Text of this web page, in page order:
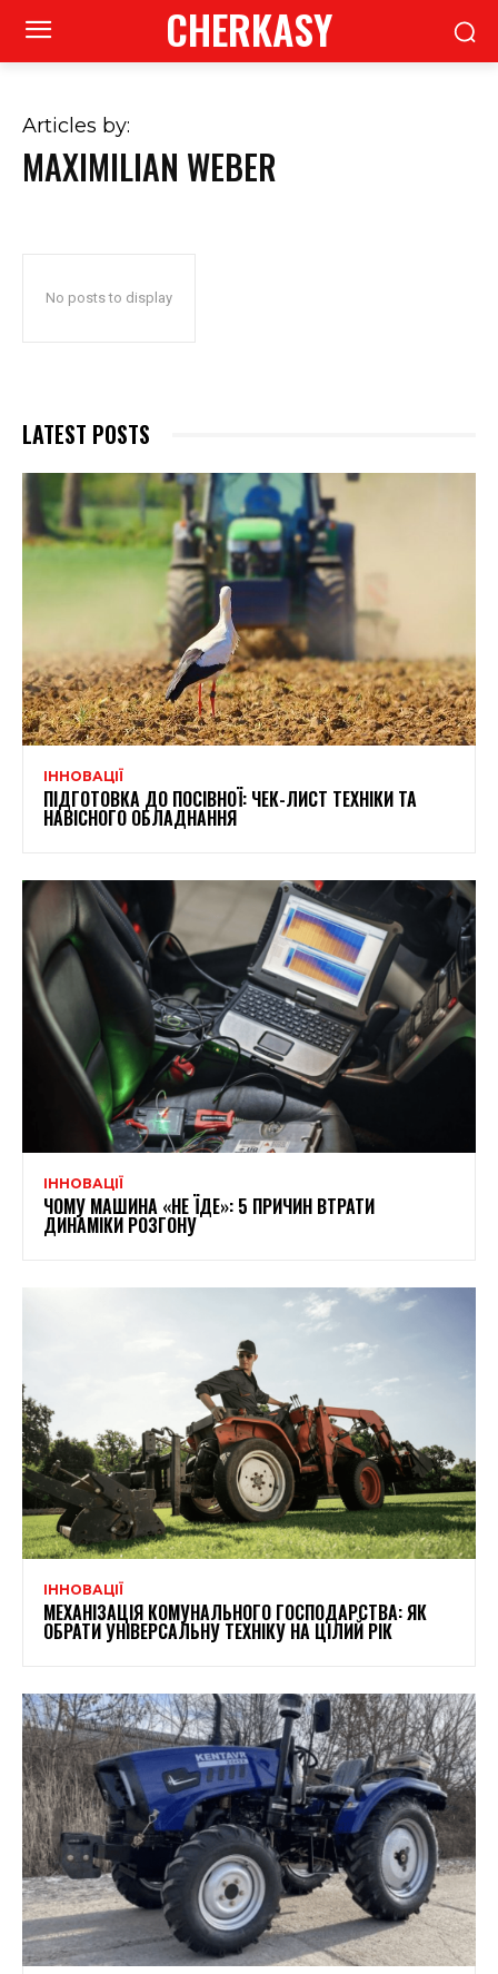
CHERKASY
Articles by:
MAXIMILIAN WEBER
No posts to display
LATEST POSTS
ІННОВАЦІЇ
ПІДГОТОВКА ДО ПОСІВНОЇ: ЧЕК-ЛИСТ ТЕХНІКИ ТА
НАВІСНОГО ОБЛАДНАННЯ
ІННОВАЦІЇ
ЧОМУ МАШИНА «НЕ ЇДЕ»: 5 ПРИЧИН ВТРАТИ
ДИНАМІКИ РОЗГОНУ
ІННОВАЦІЇ
МЕХАНІЗАЦІЯ КОМУНАЛЬНОГО ГОСПОДАРСТВА: ЯК
ОБРАТИ УНІВЕРСАЛЬНУ ТЕХНІКУ НА ЦІЛИЙ РІК